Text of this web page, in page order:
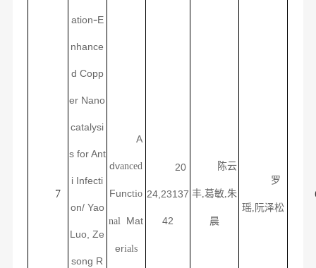
7
ation‐E
nhance
d Copp
er Nano
catalysi
s for Ant
i Infecti
on/Yao
Luo, Ze
song R
A
dvanced
Functio
nal Mat
erials
20
24,23137
42
陈云
丰,葛敏,朱
晨
罗
瑶, 阮泽松